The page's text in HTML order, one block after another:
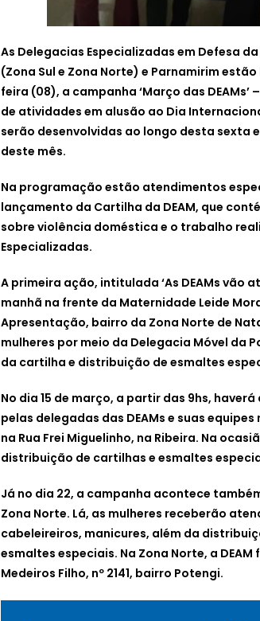
As Delegacias Especializadas em Defesa
(Zona Sul e Zona Norte) e Parnamirim
feira (08), a campanha ‘Março das DEAMs’
de atividades em alusão ao Dia
serão desenvolvidas ao longo desta sexta
deste mês.
Na programação estão atendimentos
lançamento da Cartilha da DEAM, que
sobre violência doméstica e o trabalho
Especializadas.
A primeira ação, intitulada ‘As DEAMs vão
manhã na frente da Maternidade Leide
Apresentação, bairro da Zona Norte de
mulheres por meio da Delegacia Móvel da
da cartilha e distribuição de esmaltes
No dia 15 de março, a partir das 9hs,
pelas delegadas das DEAMs e suas equipes
na Rua Frei Miguelinho, na Ribeira. Na
distribuição de cartilhas e esmaltes
Já no dia 22, a campanha acontece
Zona Norte. Lá, as mulheres receberão
cabeleireiros, manicures, além da
esmaltes especiais. Na Zona Norte, a
Medeiros Filho, nº 2141, bairro Potengi.